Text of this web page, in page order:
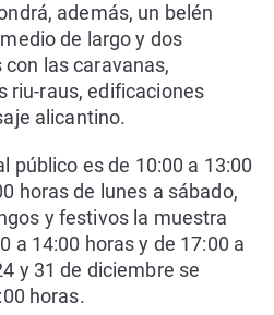
además, un belén
de largo y dos
las caravanas,
riu-raus, edificaciones
alicantino.
público es de 10:00 a 13:00
horas de lunes a sábado,
y festivos la muestra
a 14:00 horas y de 17:00 a
y 31 de diciembre se
horas.